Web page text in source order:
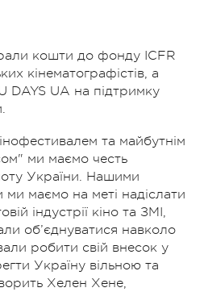
кошти до фонду ICFR
кінематографістів, а
UA на підтримку
та майбутнім
ми маємо честь
України. Нашими
маємо на меті надіслати
індустрії кіно та ЗМІ,
об’єднуватися навколо
робити свій внесок у
Україну вільною та
Хелен Хене,